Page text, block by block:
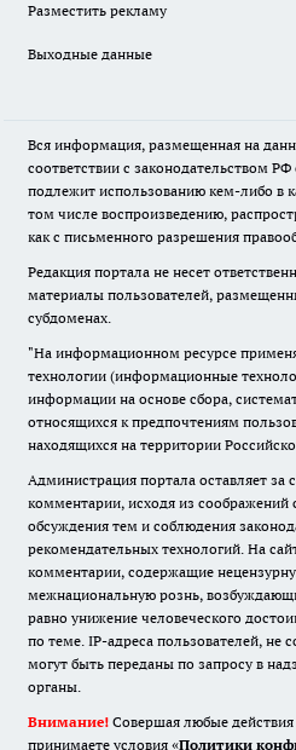
Разместить рекламу
Выходные данные
Вся информация, размещенная на
соответствии с законодательством
подлежит использованию кем-либо в
том числе воспроизведению,
как с письменного разрешения
Редакция портала не несет
материалы пользователей,
субдоменах.
"На информационном ресурсе
технологии (информационные
информации на основе сбора,
относящихся к предпочтениям
находящихся на территории
Администрация портала оставляет за
комментарии, исходя из соображений
обсуждения тем и соблюдения
рекомендательных технологий. На
комментарии, содержащие
межнациональную рознь,
равно унижение человеческого
по теме. IP-адреса пользователей, не
могут быть переданы по запросу в
органы.
Внимание! Совершая любые действия
принимаете условия «Политики